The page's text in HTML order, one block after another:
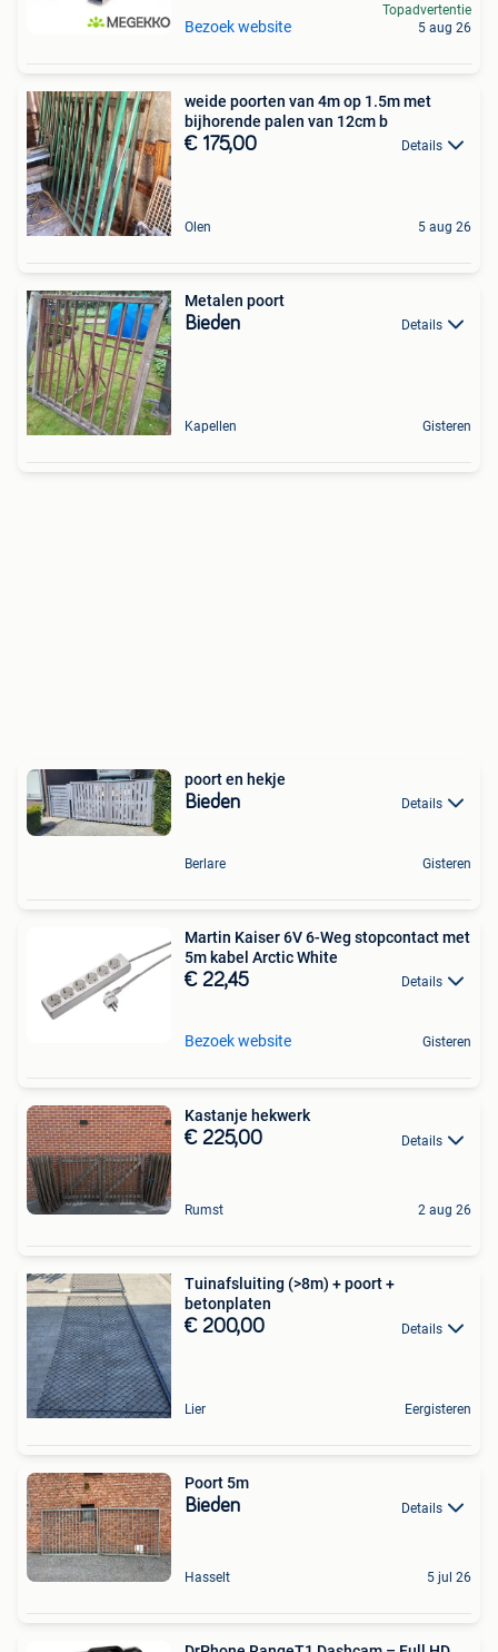
Bezoek website
Topadvertentie
5 aug 26
weide poorten van 4m op 1.5m met
bijhorende palen van 12cm b
€ 175,00 Details
Olen 5 aug 26
Metalen poort
Bieden Details
Kapellen Gisteren
poort en hekje
Bieden Details
Berlare Gisteren
Martin Kaiser 6V 6-Weg stopcontact met
5m kabel Arctic White
€ 22,45 Details
Bezoek website Gisteren
Kastanje hekwerk
€ 225,00 Details
Rumst 2 aug 26
Tuinafsluiting (>8m) + poort +
betonplaten
€ 200,00 Details
Lier Eergisteren
Poort 5m
Bieden Details
Hasselt 5 jul 26